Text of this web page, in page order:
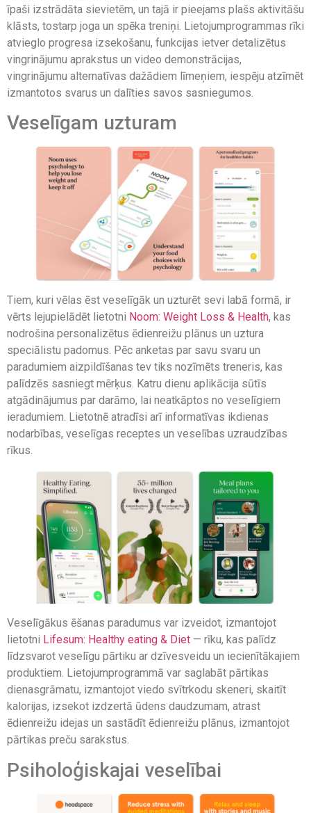
īpaši izstrādāta sievietēm, un tajā ir pieejams plašs aktivitāšu
klāsts, tostarp joga un spēka treniņi. Lietojumprogrammas rīki
atvieglo progresa izsekošanu, funkcijas ietver detalizētus
vingrinājumu aprakstus un video demonstrācijas,
vingrinājumu alternatīvas dažādiem līmeņiem, iespēju atzīmēt
izmantotos svarus un dalīties savos sasniegumos.
Veselīgam uzturam
Tiem, kuri vēlas ēst veselīgāk un uzturēt sevi labā formā, ir
vērts lejupielādēt lietotni Noom: Weight Loss & Health, kas
nodrošina personalizētus ēdienreižu plānus un uztura
speciālistu padomus. Pēc anketas par savu svaru un
paradumiem aizpildīšanas tev tiks nozīmēts treneris, kas
palīdzēs sasniegt mērķus. Katru dienu aplikācija sūtīs
atgādinājumus par darāmo, lai neatkāptos no veselīgiem
ieradumiem. Lietotnē atradīsi arī informatīvas ikdienas
nodarbības, veselīgas receptes un veselības uzraudzības
rīkus.
Veselīgākus ēšanas paradumus var izveidot, izmantojot
lietotni Lifesum: Healthy eating & Diet — rīku, kas palīdz
līdzsvarot veselīgu pārtiku ar dzīvesveidu un iecienītākajiem
produktiem. Lietojumprogrammā var saglabāt pārtikas
dienasgrāmatu, izmantojot viedo svītrkodu skeneri, skaitīt
kalorijas, izsekot izdzertā ūdens daudzumam, atrast
ēdienreižu idejas un sastādīt ēdienreižu plānus, izmantojot
pārtikas preču sarakstus.
Psiholoģiskajai veselībai